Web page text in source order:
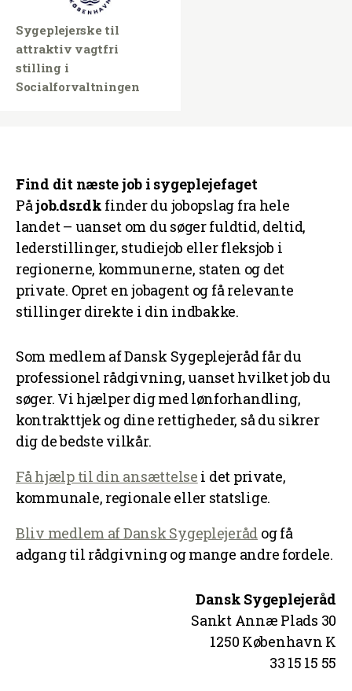
Sygeplejerske til
attraktiv vagtfri
stilling i
Socialforvaltningen
Find dit næste job i sygeplejefaget
Påjob.dsr.dk finder du jobopslag fra hele
landet – uanset om du søger fuldtid, deltid,
lederstillinger, studiejob eller fleksjob i
regionerne, kommunerne, staten og det
private. Opret en jobagent og få relevante
stillinger direkte i din indbakke.
Som medlem af Dansk Sygeplejeråd får du
professionel rådgivning, uanset hvilket job du
søger. Vi hjælper dig med lønforhandling,
kontrakttjek og dine rettigheder, så du sikrer
dig de bedste vilkår.
Få hjælp til din ansættelse i det private,
kommunale, regionale eller statslige.
Bliv medlem af Dansk Sygeplejeråd og få
adgang til rådgivning og mange andre fordele.
Dansk Sygeplejeråd
Sankt Annæ Plads 30
1250 København K
33 15 15 55